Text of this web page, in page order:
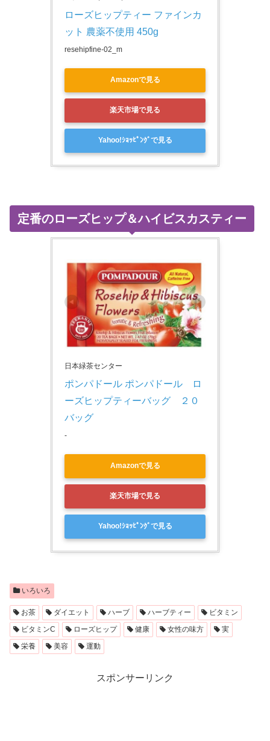
ローズヒップティー ファインカ
ット 農薬不使用 450g
resehipfine-02_m
Amazonで見る
楽天市場で見る
Yahoo!ｼｮｯﾋﾟﾝｸﾞで見る
定番のローズヒップ＆ハイビスカスティー
日本緑茶センター
ポンパドール ポンパドール　ロ
ーズヒップティーバッグ　２０
バッグ
-
Amazonで見る
楽天市場で見る
Yahoo!ｼｮｯﾋﾟﾝｸﾞで見る
いろいろ
お茶 ダイエット ハーブ ハーブティー
ビタミン
ビタミンC
ローズヒップ 健康 女性の味方
実
栄養
美容 運動
スポンサーリンク